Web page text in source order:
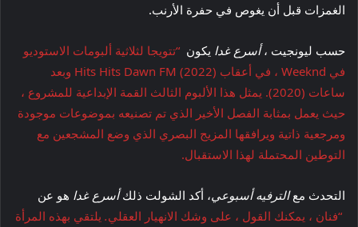
الغمزات قبل أن يغوص في حفرة الأرنب.
حسب ليونجيت ،أسرع غدا يكون “تتويجا لثلاثية ألبومات الاستوديو
في Weeknd ، في أعقاب Hits Hits Dawn FM (2022) وبعد
ساعات (2020). يمثل هذا الألبوم الثالث القمة الإبداعية للمشروع ،
حيث يعمل بمثابة الفصل الأخير الذي تم تصنيعه بموضوعات موجودة
ومرجعية ذاتية ويرافقها المزيج البصري الذي وضع المشجعين مع
التوطين المحتملة لهذا الاستقبال.
التحدث معالترفيه أسبوعي، أكد الشولت ذلكأسرع غدا هو عن
“فنان ، يمكنك القول ، على وشك الانهيار العقلي. يلتقي بهذه المرأة